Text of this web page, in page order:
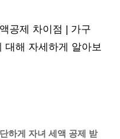
공제 차이점 | 가구
대해 자세하게 알아보
하게 자녀 세액 공제 받